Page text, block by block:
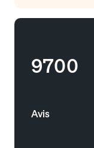
9700
Avis